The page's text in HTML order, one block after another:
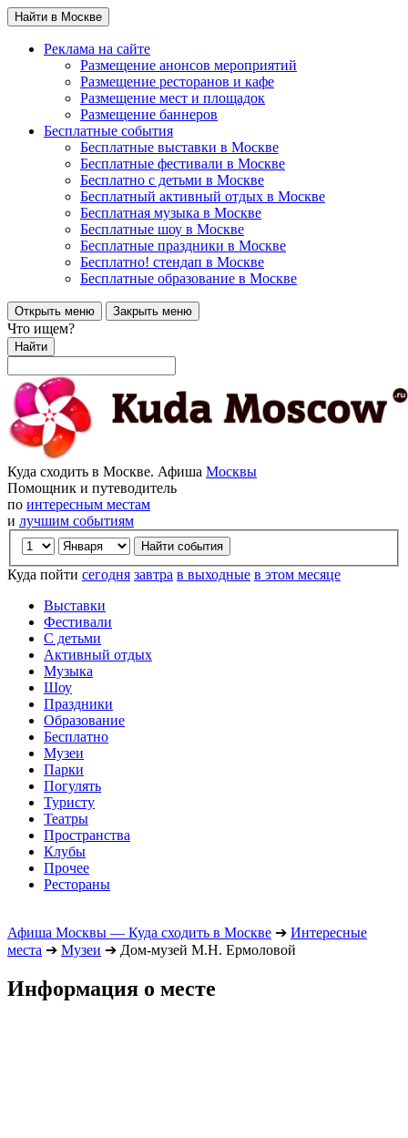
Найти в Москве
Реклама на сайте
Размещение анонсов мероприятий
Размещение ресторанов и кафе
Размещение мест и площадок
Размещение баннеров
Бесплатные события
Бесплатные выставки в Москве
Бесплатные фестивали в Москве
Бесплатно с детьми в Москве
Бесплатный активный отдых в Москве
Бесплатная музыка в Москве
Бесплатные шоу в Москве
Бесплатные праздники в Москве
Бесплатно! стендап в Москве
Бесплатные образование в Москве
Открыть меню Закрыть меню
Что ищем?
Найти
Куда сходить в Москве. Афиша Москвы
Помощник и путеводитель
по интересным местам
и лучшим событиям
Куда пойти сегодня завтра в выходные в этом месяце
Выставки
Фестивали
С детьми
Активный отдых
Музыка
Шоу
Праздники
Образование
Бесплатно
Музеи
Парки
Погулять
Туристу
Театры
Пространства
Клубы
Прочее
Рестораны
Афиша Москвы — Куда сходить в Москве ➔ Интересные
места ➔ Музеи ➔ Дом-музей М.Н. Ермоловой
Информация о месте